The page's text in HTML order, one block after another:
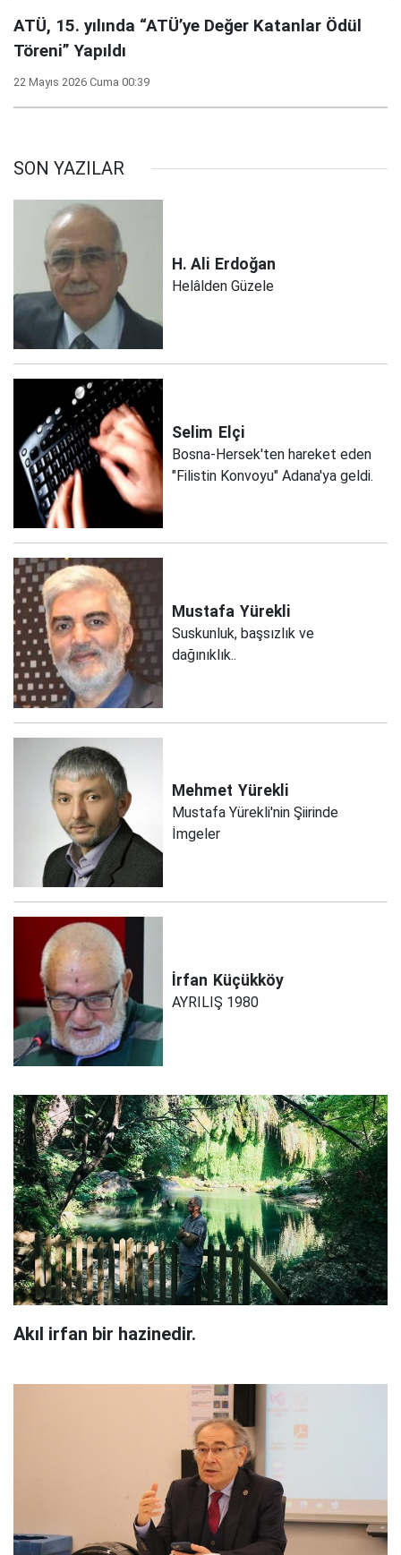
ATÜ, 15. yılında “ATÜ’ye Değer Katanlar Ödül
Töreni” Yapıldı
22 Mayıs 2026 Cuma 00:39
SON YAZILAR
H. Ali Erdoğan
Helâlden Güzele
Selim Elçi
Bosna-Hersek'ten hareket eden
"Filistin Konvoyu" Adana'ya geldi.
Mustafa Yürekli
Suskunluk, başsızlık ve
dağınıklık..
Mehmet Yürekli
Mustafa Yürekli'nin Şiirinde
İmgeler
İrfan Küçükköy
AYRILIŞ 1980
Akıl irfan bir hazinedir.